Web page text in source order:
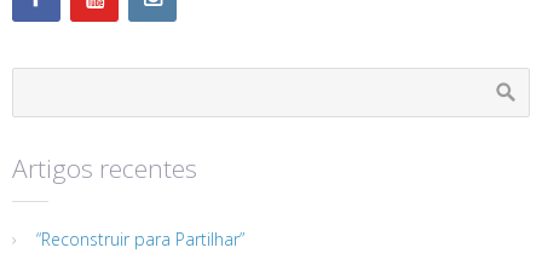
Artigos recentes
“Reconstruir para Partilhar”